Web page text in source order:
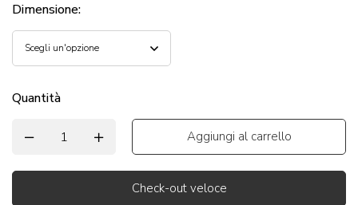
Dimensione:
Quantità
Aggiungi al carrello
Check-out veloce